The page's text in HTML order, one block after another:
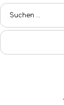
Suchen
nach: